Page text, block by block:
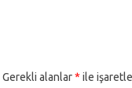
Gerekli alanlar* ile